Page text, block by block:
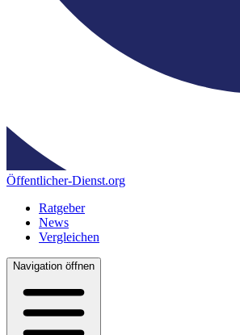
Öffentlicher-Dienst.org
Ratgeber
News
Vergleichen
Navigation öffnen